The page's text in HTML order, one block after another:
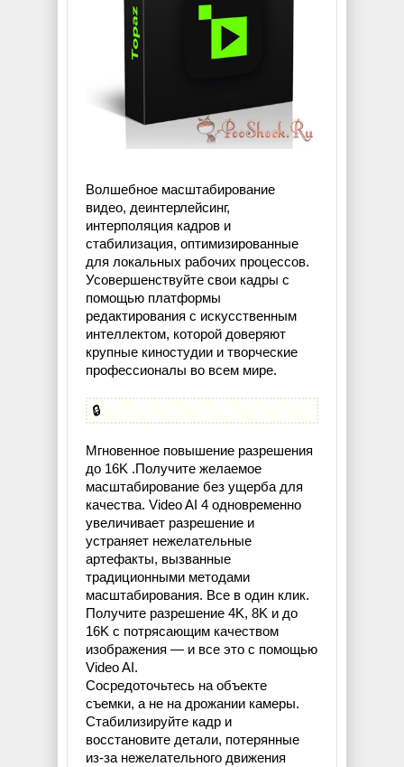
Волшебное масштабирование
видео, деинтерлейсинг,
интерполяция кадров и
стабилизация, оптимизированные
для локальных рабочих процессов.
Усовершенствуйте свои кадры с
помощью платформы
редактирования с искусственным
интеллектом, которой доверяют
крупные киностудии и творческие
профессионалы во всем мире.
🔒
Мгновенное повышение разрешения
до 16K .Получите желаемое
масштабирование без ущерба для
качества. Video AI 4 одновременно
увеличивает разрешение и
устраняет нежелательные
артефакты, вызванные
традиционными методами
масштабирования. Все в один клик.
Получите разрешение 4K, 8K и до
16K с потрясающим качеством
изображения — и все это с помощью
Video AI.
Сосредоточьтесь на объекте
съемки, а не на дрожании камеры.
Стабилизируйте кадр и
восстановите детали, потерянные
из-за нежелательного движения